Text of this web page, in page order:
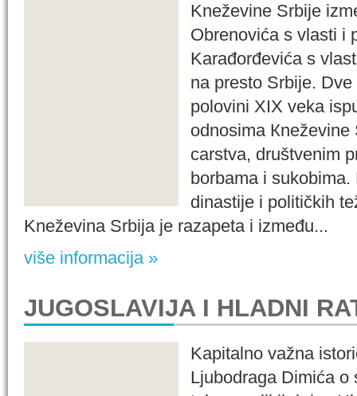
Kneževine Srbije
Obrenovića s vlasti i
Karađorđevića s
na presto Srbije.
polovini XIX veka
odnosima
carstva, društvenim
borbama i
dinastije i političkih
Kneževina Srbija je razapeta i između...
više informacija »
JUGOSLAVIJA I HLADNI
Kapitalno važna
Ljubodraga Dimića